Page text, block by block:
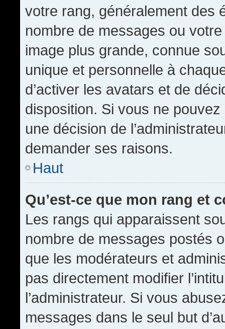
votre rang, généralement des
nombre de messages ou
image plus grande, connue
unique et personnelle à
d’activer les avatars et de
disposition. Si vous ne pouvez
une décision de
demander ses raisons.
Haut
Qu’est-ce que mon rang et
Les rangs qui apparaissent
nombre de messages postés
que les modérateurs et
pas directement modifier
l’administrateur. Si vous
messages dans le seul but